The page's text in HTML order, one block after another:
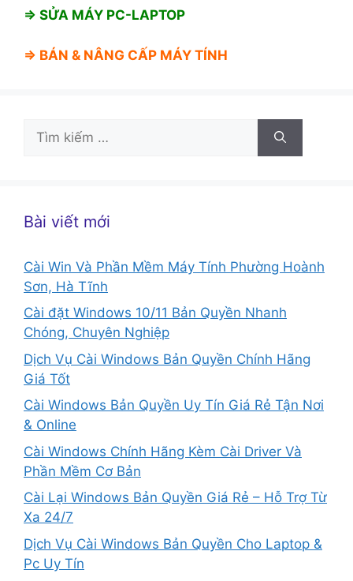
⇒ SỬA MÁY PC-LAPTOP
⇒ BÁN & NÂNG CẤP MÁY TÍNH
Tìm
kiếm
Bài viết mới
Cài Win Và Phần Mềm Máy Tính Phường Hoành
Sơn, Hà Tĩnh
Cài đặt Windows 10/11 Bản Quyền Nhanh
Chóng, Chuyên Nghiệp
Dịch Vụ Cài Windows Bản Quyền Chính Hãng
Giá Tốt
Cài Windows Bản Quyền Uy Tín Giá Rẻ Tận Nơi
& Online
Cài Windows Chính Hãng Kèm Cài Driver Và
Phần Mềm Cơ Bản
Cài Lại Windows Bản Quyền Giá Rẻ – Hỗ Trợ Từ
Xa 24/7
Dịch Vụ Cài Windows Bản Quyền Cho Laptop &
Pc Uy Tín